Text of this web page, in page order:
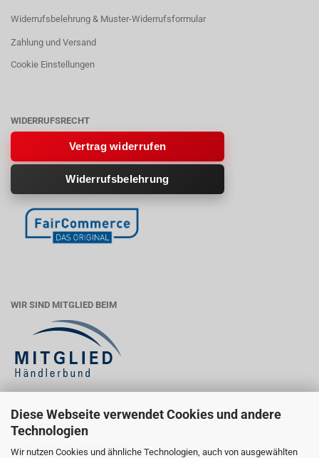
Diese Webseite verwendet Cookies und andere
Technologien
Wir nutzen Cookies und ähnliche Technologien, auch von ausgewählten
Widerrufsbelehrung & Muster-Widerrufsformular
Zahlung und Versand
Cookie Einstellungen
WIDERRUFSRECHT
Vertrag widerrufen
Widerrufsbelehrung
WIR SIND MITGLIED BEIM
KÄUFERSIEGEL